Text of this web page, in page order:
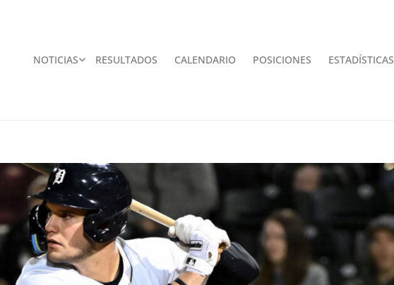
NOTICIAS RESULTADOS CALENDARIO POSICIONES ESTADÍSTICAS